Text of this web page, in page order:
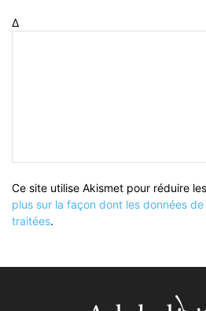
Δ
Ce site utilise Akismet pour réduire
plus sur la façon dont les données
traitées.